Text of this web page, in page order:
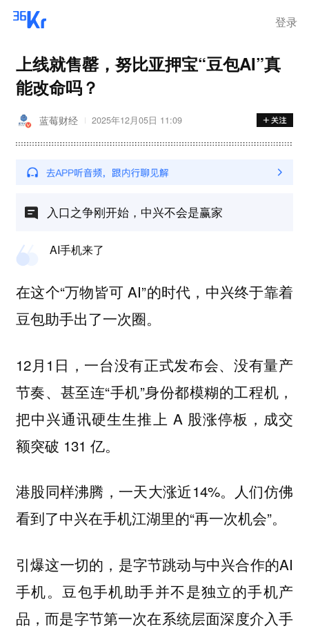
登录
上线就售罄，努比亚押宝“豆包AI”真
能改命吗？
蓝莓财经 2025年12月05日 11:09
入口之争刚开始，中兴不会是赢家
AI手机来了
在这个“万物皆可 AI”的时代，中兴终于靠着
豆包助手出了一次圈。
12月1日，一台没有正式发布会、没有量产
节奏、甚至连“手机”身份都模糊的工程机，
把中兴通讯硬生生推上 A 股涨停板，成交
额突破 131 亿。
港股同样沸腾，一天大涨近14%。人们仿佛
看到了中兴在手机江湖里的“再一次机会”。
引爆这一切的，是字节跳动与中兴合作的AI
手机。豆包手机助手并不是独立的手机产
品，而是字节第一次在系统层面深度介入手